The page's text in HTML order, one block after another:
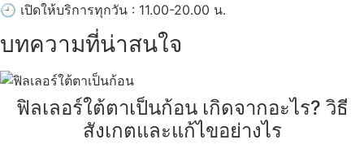
🕘 เปิดให้บริการทุกวัน : 11.00-20.00 น.
บทความที่น่าสนใจ
ฟิลเลอร์ใต้ตาเป็นก้อน เกิดจากอะไร? วิธี
สังเกตและแก้ไขอย่างไร